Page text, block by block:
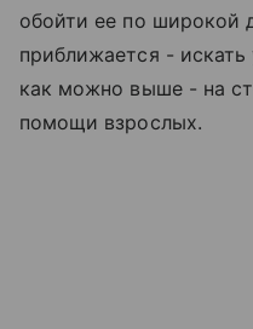
обойти ее по широкой
приближается -
как можно выше - на
помощи взрослых.